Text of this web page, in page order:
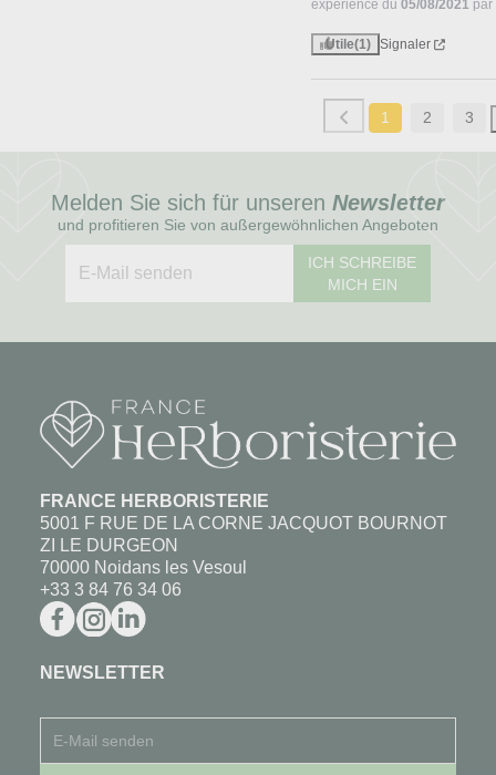
expérience du05/08/2021 par
Utile(1) Signaler
1 2 3
Melden Sie sich für unseren Newsletter
und profitieren Sie von außergewöhnlichen Angeboten
ICH SCHREIBE
MICH EIN
FRANCE HERBORISTERIE
5001 F RUE DE LA CORNE JACQUOT BOURNOT
ZI LE DURGEON
70000 Noidans les Vesoul
+33 3 84 76 34 06
NEWSLETTER